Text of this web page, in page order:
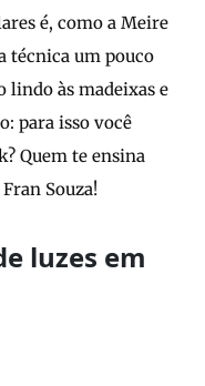
é, como a Meire
técnica um pouco
lindo às madeixas e
para isso você
Quem te ensina
Souza!
luzes em